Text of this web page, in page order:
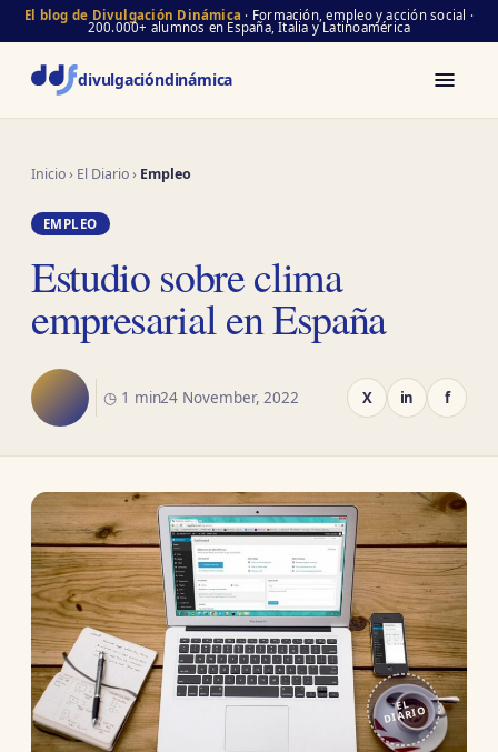
El blog de Divulgación Dinámica · Formación, empleo y acción social ·
200.000+ alumnos en España, Italia y Latinoamérica
divulgacióndinámica
Inicio› El Diario› Empleo
EMPLEO
Estudio sobre clima
empresarial en España
◷ 1 min24 November, 2022 X in f
EL
DIARIO